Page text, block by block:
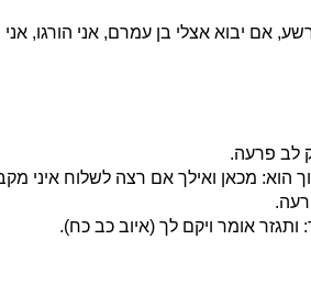
אם יבוא אצלי בן עמרם, אני הורגו, אני
לב פרעה.
הוא: מכאן ואילך אם רצה לשלוח איני
אומר ויקם לך (איוב כב כח).